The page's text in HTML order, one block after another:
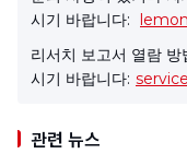
시기 바랍니다:
리서치 보고서 열람
시기 바랍니다:
관련 뉴스